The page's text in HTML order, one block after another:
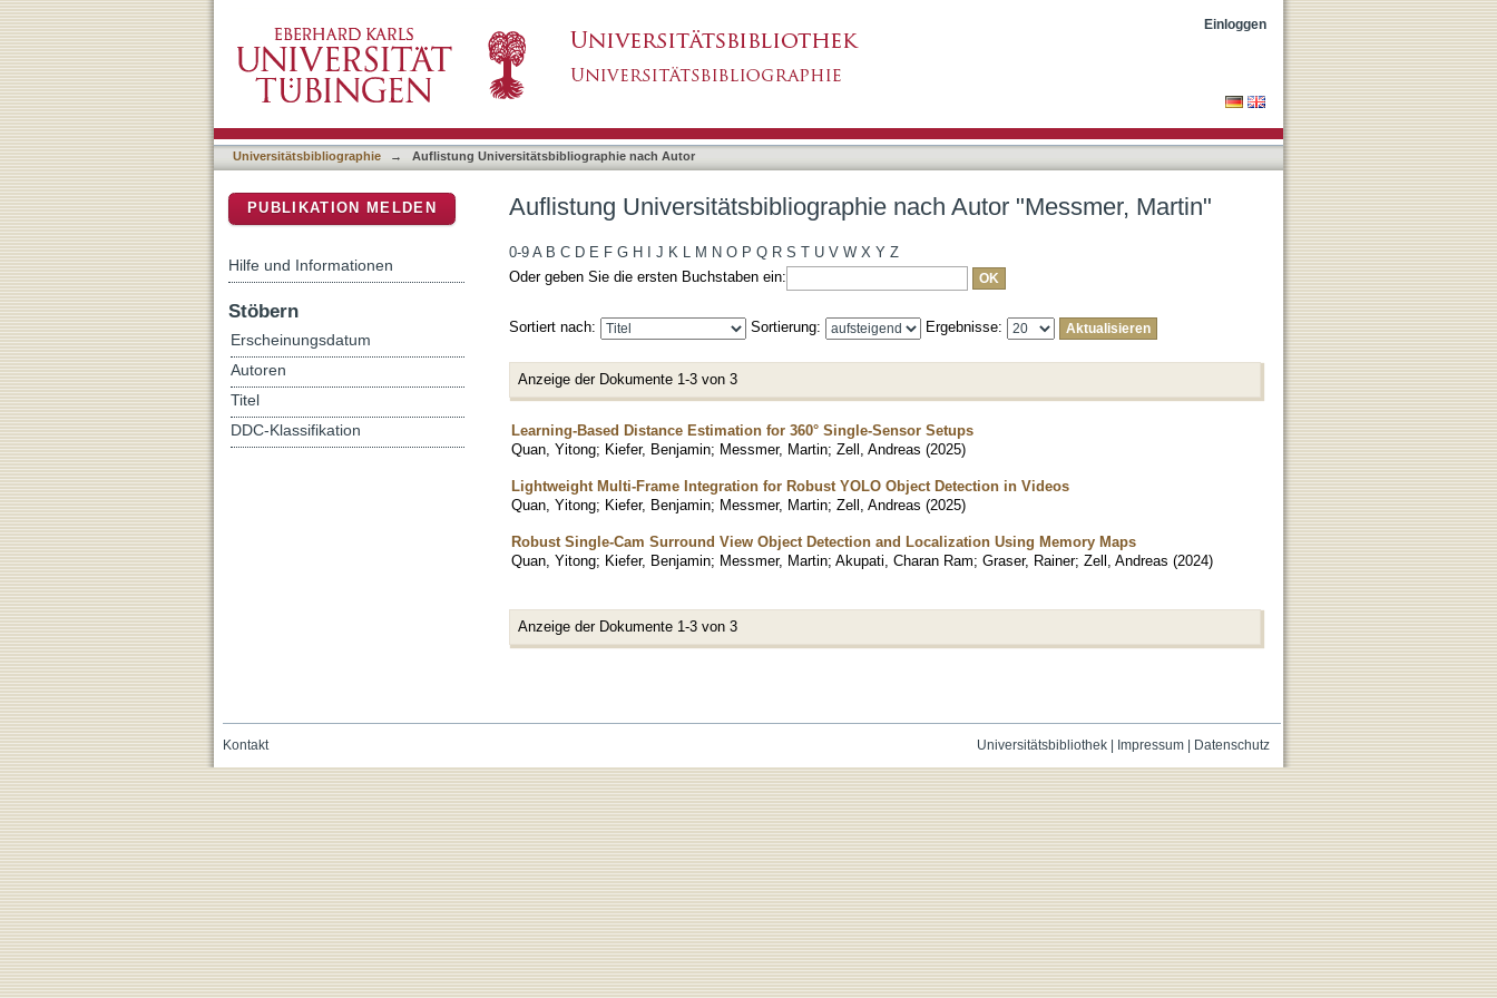
Einloggen
Universitätsbibliographie → Auflistung Universitätsbibliographie nach Autor
Auflistung Universitätsbibliographie nach Autor "Messmer, Martin"
0-9 A B C D E F G H J K L M N O P Q R S T U V W X Y Z
Oder geben Sie die ersten Buchstaben ein:
Sortiert nach: Sortierung: Ergebnisse:
Anzeige der Dokumente 1-3 von 3
Learning-Based Distance Estimation for 360° Single-Sensor Setups
Quan, Yitong; Kiefer, Benjamin; Messmer, Martin; Zell, Andreas (2025)
Lightweight Multi-Frame Integration for Robust YOLO Object Detection in Videos
Quan, Yitong; Kiefer, Benjamin; Messmer, Martin; Zell, Andreas (2025)
Robust Single-Cam Surround View Object Detection and Localization Using Memory Maps
Quan, Yitong; Kiefer, Benjamin; Messmer, Martin; Akupati, Charan Ram; Graser, Rainer; Zell, Andreas (2024)
Anzeige der Dokumente 1-3 von 3
PUBLIKATION MELDEN
Hilfe und Informationen
Stöbern
Erscheinungsdatum
Autoren
Titel
DDC-Klassifikation
Universitätsbibliothek| Impressum| Datenschutz
Kontakt